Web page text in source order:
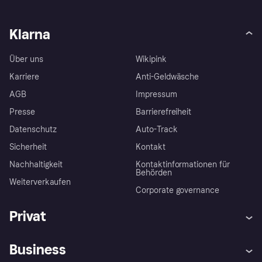
Klarna
Über uns
Karriere
AGB
Presse
Datenschutz
Sicherheit
Nachhaltigkeit
Weiterverkaufen
Wikipink
Anti-Geldwäsche
Impressum
Barrierefreiheit
Auto-Track
Kontakt
Kontaktinformationen für
Behörden
Corporate governance
Privat
Business